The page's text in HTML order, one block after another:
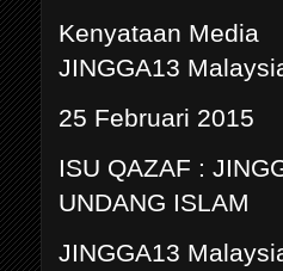
Kenyataan Media
JINGGA13
25 Februari 2015
ISU QAZAF :
UNDANG ISLAM
JINGGA13